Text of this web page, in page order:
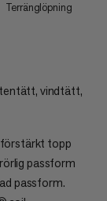
Terränglöpning
vindtätt,
förstärkt topp
passform
passform.